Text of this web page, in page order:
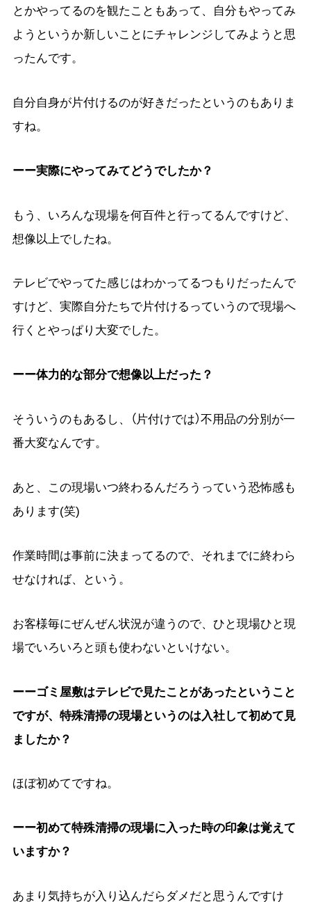
とかやってるのを観たこともあって、自分もやってみ
ようというか新しいことにチャレンジしてみようと思
ったんです。
自分自身が片付けるのが好きだったというのもありま
すね。
ーー実際にやってみてどうでしたか？
もう、いろんな現場を何百件と行ってるんですけど、
想像以上でしたね。
テレビでやってた感じはわかってるつもりだったんで
すけど、実際自分たちで片付けるっていうので現場へ
行くとやっぱり大変でした。
ーー体力的な部分で想像以上だった？
そういうのもあるし、（片付けでは）不用品の分別が一
番大変なんです。
あと、この現場いつ終わるんだろうっていう恐怖感も
あります(笑)
作業時間は事前に決まってるので、それまでに終わら
せなければ、という。
お客様毎にぜんぜん状況が違うので、ひと現場ひと現
場でいろいろと頭も使わないといけない。
ーーゴミ屋敷はテレビで見たことがあったということ
ですが、特殊清掃の現場というのは入社して初めて見
ましたか？
ほぼ初めてですね。
ーー初めて特殊清掃の現場に入った時の印象は覚えて
いますか？
あまり気持ちが入り込んだらダメだと思うんですけ